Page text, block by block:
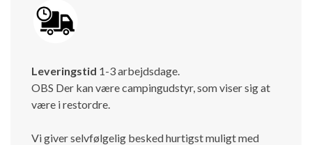
Leveringstid 1-3 arbejdsdage.
OBS Der kan være campingudstyr, som viser sig at
være i restordre.
Vi giver selvfølgelig besked hurtigst muligt med